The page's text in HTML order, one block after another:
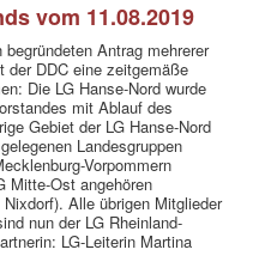
vom 11.08.2019
Antrag mehrerer
der DDC eine zeitgemäße
Die LG Hanse-Nord wurde
mit Ablauf des
Gebiet der LG Hanse-Nord
Landesgruppen
Vorpommern
Mitte-Ost angehören
Alle übrigen Mitglieder
nun der LG Rheinland-
LG-Leiterin Martina